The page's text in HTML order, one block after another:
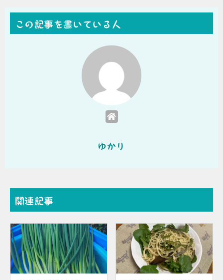
この記事を書いている人
ゆかり
関連記事